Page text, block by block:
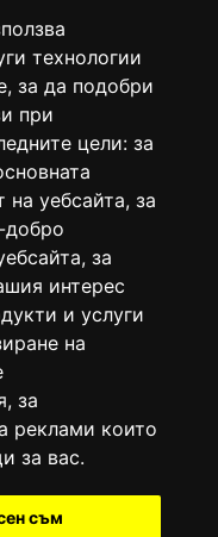
технологии
за да подобри
при
цели: за
на уебсайта, за
добро
, за
интерес
и услуги
на
, за
реклами които
за вас.
съм
в националния
национална